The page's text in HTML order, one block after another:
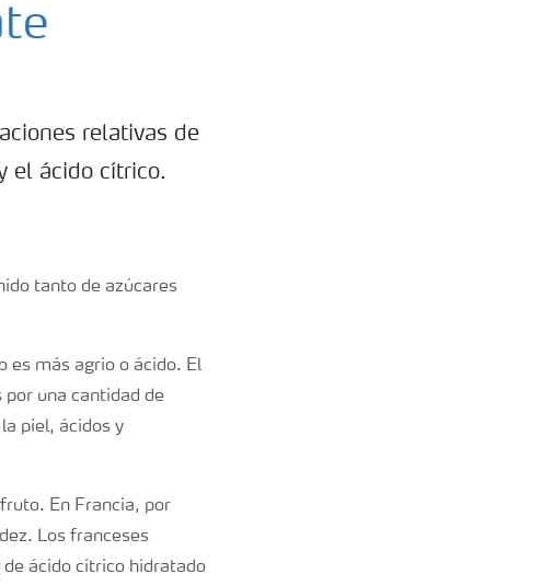
relativas de
el ácido cítrico.
tanto de azúcares
es más agrio o ácido. El
una cantidad de
piel, ácidos y
En Francia, por
Los franceses
ácido cítrico hidratado